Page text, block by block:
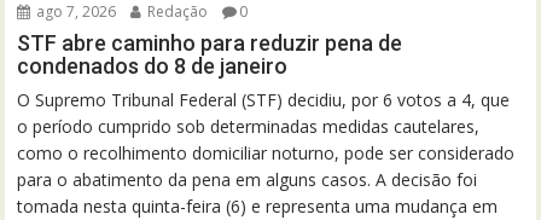
ago 7, 2026 Redação 0
STF abre caminho para reduzir pena de
condenados do 8 de janeiro
O Supremo Tribunal Federal (STF) decidiu, por 6 votos a 4, que
o período cumprido sob determinadas medidas cautelares,
como o recolhimento domiciliar noturno, pode ser considerado
para o abatimento da pena em alguns casos. A decisão foi
tomada nesta quinta-feira (6) e representa uma mudança em